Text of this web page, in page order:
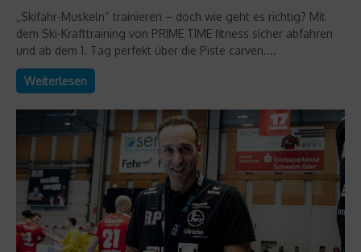
„Skifahr-Muskeln“ trainieren – doch wie geht es richtig? Mit
dem Ski-Krafttraining von PRIME TIME fitness sicher abfahren
und ab dem 1. Tag perfekt über die Piste carven....
Weiterlesen